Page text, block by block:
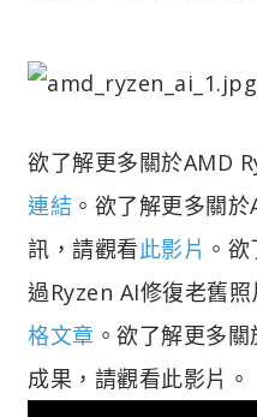
欲了解更多關於AMD
連結 。欲了解更多關
訊，請觀看此影片 。
過Ryzen AI修復老舊
格文章 。欲了解更多
成果，請觀看此影片。